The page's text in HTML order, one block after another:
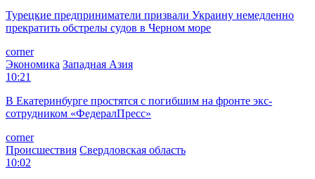
Турецкие предприниматели призвали Украину немедленно
прекратить обстрелы судов в Черном море
corner
Экономика Западная Азия
10:21
В Екатеринбурге простятся с погибшим на фронте экс-
сотрудником «ФедералПресс»
corner
Происшествия Свердловская область
10:02